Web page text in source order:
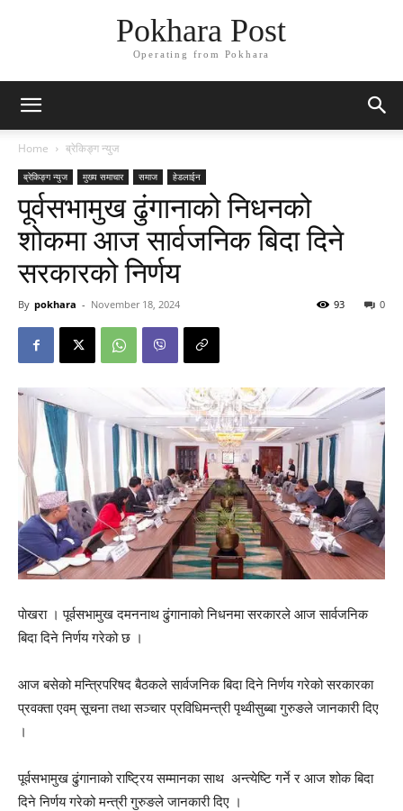
Pokhara Post
Operating from Pokhara
Home ब्रेकिङ्ग न्युज
ब्रेकिङ्ग न्युज मुख्य समाचार समाज हेडलाईन
पूर्वसभामुख ढुंगानाको निधनको
शोकमा आज सार्वजनिक बिदा दिने
सरकारको निर्णय
By pokhara - November 18, 2024 0
93
पाेखरा । पूर्वसभामुख दमननाथ ढुंगानाको निधनमा सरकारले आज सार्वजनिक
बिदा दिने निर्णय गरेको छ ।
आज बसेको मन्त्रिपरिषद बैठकले सार्वजनिक बिदा दिने निर्णय गरेको सरकारका
प्रवक्ता एवम् सूचना तथा सञ्चार प्रविधिमन्त्री पृथ्वीसुब्बा गुरुङले जानकारी दिए
।
पूर्वसभामुख ढुंगानाको राष्ट्रिय सम्मानका साथ अन्त्येष्टि गर्ने र आज शोक बिदा
दिने निर्णय गरेको मन्त्री गुरुङले जानकारी दिए ।